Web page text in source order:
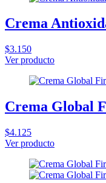
Crema
$3.150
Ver producto
Crema Global
$4.125
Ver producto